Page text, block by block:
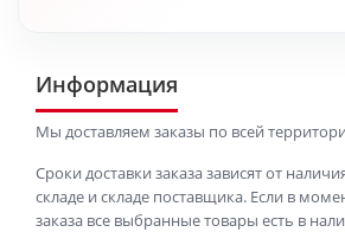
Информация
Мы доставляем заказы по всей
Сроки доставки заказа зависят от
складе и складе поставщика. Если в
заказа все выбранные товары есть в